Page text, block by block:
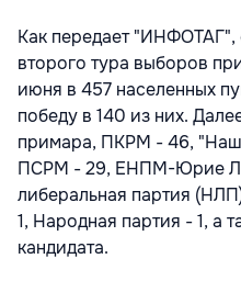
Как передает "ИНФОТАГ",
второго тура выборов
июня в 457 населенных
победу в 140 из них.
примара, ПКРМ - 46,
ПСРМ - 29, ЕНПМ-Юрие
либеральная партия
1, Народная партия - 1, а
кандидата.